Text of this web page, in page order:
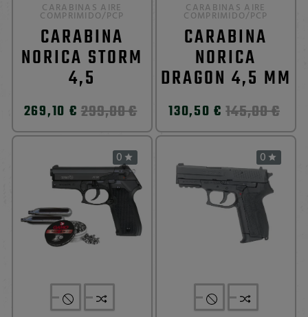
CARABINAS AIRE
COMPRIMIDO/PCP
CARABINA
NORICA STORM
4,5
269,10 € 299,00 €
CARABINAS AIRE
COMPRIMIDO/PCP
CARABINA
NORICA
DRAGON 4,5 MM
130,50 € 145,00 €
0  0 